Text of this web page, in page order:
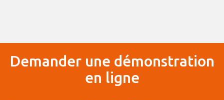
Demander une démonstration
en ligne